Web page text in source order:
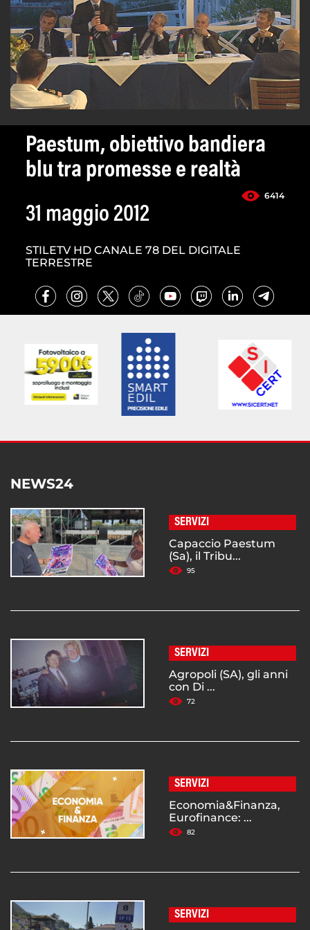
Paestum, obiettivo bandiera
blu tra promesse e realtà
6414
31 maggio 2012
STILETV HD CANALE 78 DEL DIGITALE
TERRESTRE
NEWS24
SERVIZI
Capaccio Paestum
(Sa), il Tribu...
95
SERVIZI
Agropoli (SA), gli anni
con Di ...
72
SERVIZI
Economia&Finanza,
Eurofinance: ...
82
SERVIZI